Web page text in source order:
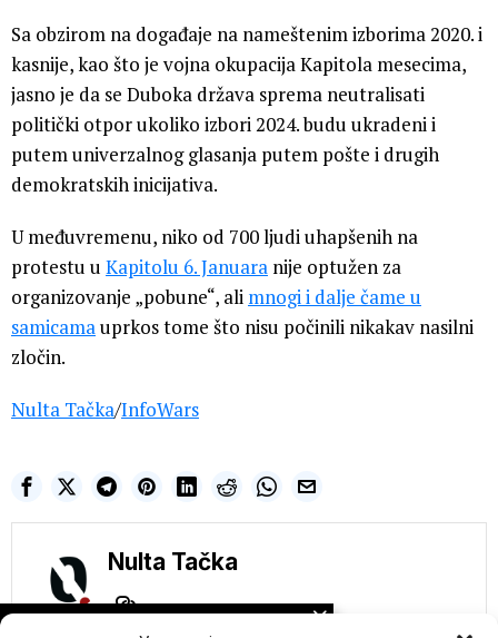
Sa obzirom na događaje na nameštenim izborima 2020. i
kasnije, kao što je vojna okupacija Kapitola mesecima,
jasno je da se Duboka država sprema neutralisati
politički otpor ukoliko izbori 2024. budu ukradeni i
putem univerzalnog glasanja putem pošte i drugih
demokratskih inicijativa.
U međuvremenu, niko od 700 ljudi uhapšenih na
protestu u Kapitolu 6. Januara nije optužen za
organizovanje „pobune“, ali mnogi i dalje čame u
samicamauprkos tome što nisu počinili nikakav nasilni
zločin.
Nulta Tačka/InfoWars
Nulta Tačka
NE PROPUSTITE